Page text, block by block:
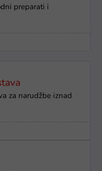
preparati i
za narudžbe iznad